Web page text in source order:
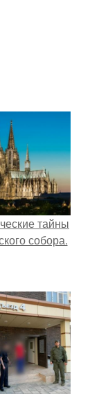
тайны
собора.